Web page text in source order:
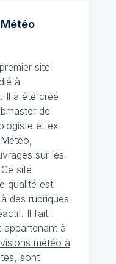
site
à
. Il a été créé
de
et ex-
sur les
site
qualité est
des rubriques
Il fait
appartenant à
météo à
sont